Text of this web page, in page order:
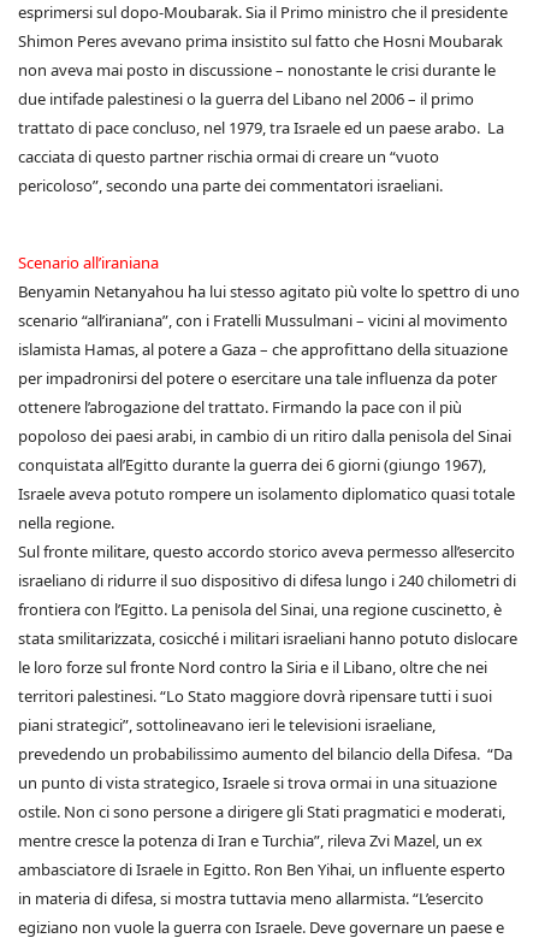
esprimersi sul dopo-Moubarak. Sia il Primo ministro che il presidente
Shimon Peres avevano prima insistito sul fatto che Hosni Moubarak
non aveva mai posto in discussione – nonostante le crisi durante le
due intifade palestinesi o la guerra del Libano nel 2006 – il primo
trattato di pace concluso, nel 1979, tra Israele ed un paese arabo. La
cacciata di questo partner rischia ormai di creare un “vuoto
pericoloso”, secondo una parte dei commentatori israeliani.
Scenario all’iraniana
Benyamin Netanyahou ha lui stesso agitato più volte lo spettro di uno
scenario “all’iraniana”, con i Fratelli Mussulmani – vicini al movimento
islamista Hamas, al potere a Gaza – che approfittano della situazione
per impadronirsi del potere o esercitare una tale influenza da poter
ottenere l’abrogazione del trattato. Firmando la pace con il più
popoloso dei paesi arabi, in cambio di un ritiro dalla penisola del Sinai
conquistata all’Egitto durante la guerra dei 6 giorni (giungo 1967),
Israele aveva potuto rompere un isolamento diplomatico quasi totale
nella regione.
Sul fronte militare, questo accordo storico aveva permesso all’esercito
israeliano di ridurre il suo dispositivo di difesa lungo i 240 chilometri di
frontiera con l’Egitto. La penisola del Sinai, una regione cuscinetto, è
stata smilitarizzata, cosicché i militari israeliani hanno potuto dislocare
le loro forze sul fronte Nord contro la Siria e il Libano, oltre che nei
territori palestinesi. “Lo Stato maggiore dovrà ripensare tutti i suoi
piani strategici”, sottolineavano ieri le televisioni israeliane,
prevedendo un probabilissimo aumento del bilancio della Difesa. “Da
un punto di vista strategico, Israele si trova ormai in una situazione
ostile. Non ci sono persone a dirigere gli Stati pragmatici e moderati,
mentre cresce la potenza di Iran e Turchia”, rileva Zvi Mazel, un ex
ambasciatore di Israele in Egitto. Ron Ben Yihai, un influente esperto
in materia di difesa, si mostra tuttavia meno allarmista. “L’esercito
egiziano non vuole la guerra con Israele. Deve governare un paese e